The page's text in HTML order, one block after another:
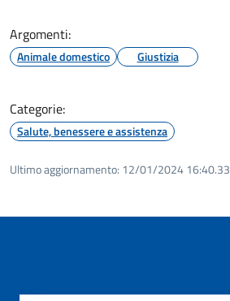
Argomenti:
Animale domestico Giustizia
Categorie:
Salute, benessere e assistenza
Ultimo aggiornamento: 12/01/2024 16:40.33